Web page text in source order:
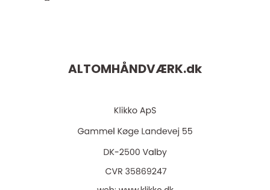
ALTOMHÅNDVÆRK.dk